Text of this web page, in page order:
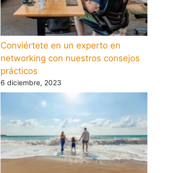
Conviértete en un experto en
networking con nuestros consejos
prácticos
6 diciembre, 2023